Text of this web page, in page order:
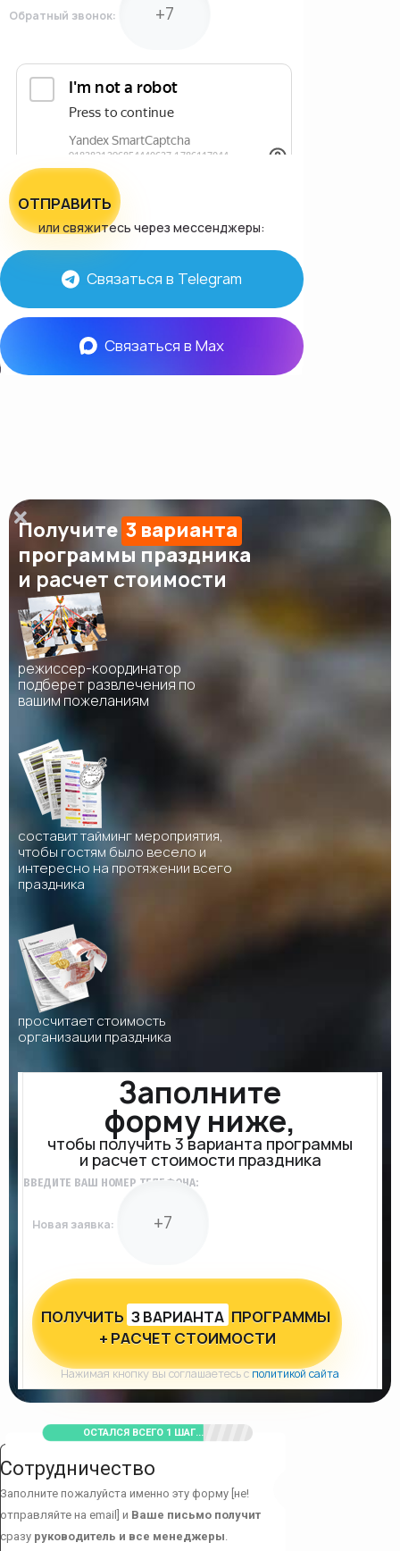
Обратный звонок:
ОТПРАВИТЬ
или свяжитесь через мессенджеры:
Связаться в Telegram
Связаться в Max
Получите 3 варианта
программы праздника
и расчет стоимости
режиссер-координатор
подберет развлечения по
вашим пожеланиям
составит тайминг мероприятия,
чтобы гостям было весело и
интересно на протяжении всего
праздника
просчитает стоимость
организации праздника
Заполните
форму ниже,
чтобы получить 3 варианта программы
и расчет стоимости праздника
ВВЕДИТЕ ВАШ НОМЕР ТЕЛЕФОНА:
Новая заявка:
ПОЛУЧИТЬ З ВАРИАНТА ПРОГРАММЫ
+ РАСЧЕТ СТОИМОСТИ
Нажимая кнопку вы соглашаетесь сполитикой сайта
ОСТАЛСЯ ВСЕГО 1 ШАГ...
Сотрудничество
Заполните пожалуйста именно эту форму [не!
отправляйте на email] и Ваше письмо получит
сразу руководитель и все менеджеры